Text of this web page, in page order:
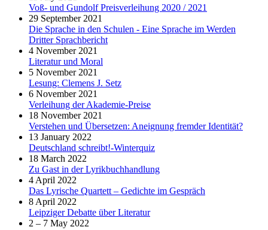
Voß- und Gundolf Preisverleihung 2020 / 2021
29 September 2021
Die Sprache in den Schulen - Eine Sprache im Werden
Dritter Sprachbericht
4 November 2021
Literatur und Moral
5 November 2021
Lesung: Clemens J. Setz
6 November 2021
Verleihung der Akademie-Preise
18 November 2021
Verstehen und Übersetzen: Aneignung fremder Identität?
13 January 2022
Deutschland schreibt!-Winterquiz
18 March 2022
Zu Gast in der Lyrikbuchhandlung
4 April 2022
Das Lyrische Quartett – Gedichte im Gespräch
8 April 2022
Leipziger Debatte über Literatur
2 – 7 May 2022